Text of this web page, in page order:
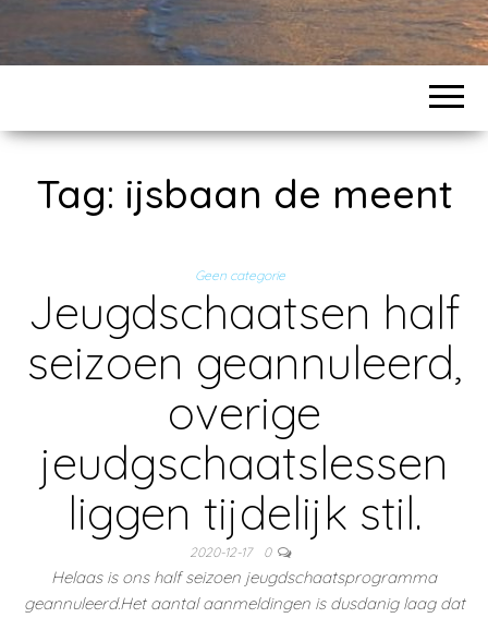
Tag: ijsbaan de meent
Geen categorie
Jeugdschaatsen half
seizoen geannuleerd,
overige
jeudgschaatslessen
liggen tijdelijk stil.
2020-12-17 0
Helaas is ons half seizoen jeugdschaatsprogramma
geannuleerd.Het aantal aanmeldingen is dusdanig laag dat